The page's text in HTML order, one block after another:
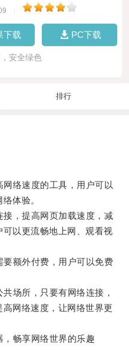
下载 PC下载
安全绿色
排行
络速度的工具，用户可以
体验。
，提高网页加载速度，减
以更流畅地上网、观看视
额外付费，用户可以免费
场所，只要有网络连接，
网络速度，让网络世界更
畅享网络世界的乐趣